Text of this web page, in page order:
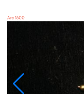
Arc 1600